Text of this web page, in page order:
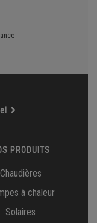
PRODUITS
Chaudières
à chaleur
Solaires